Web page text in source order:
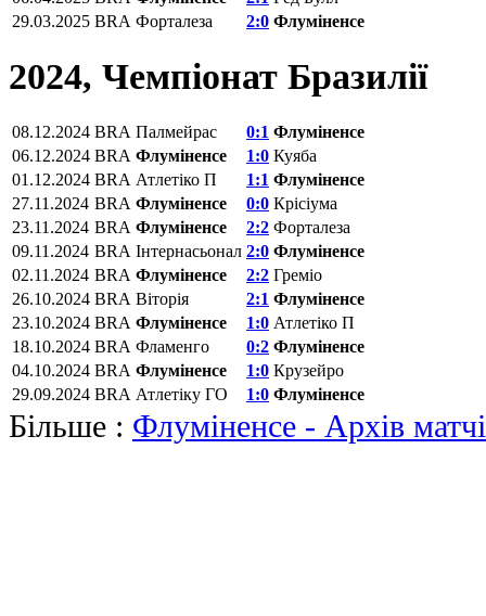
29.03.2025 BRA Форталеза 2:0 Флуміненсе
2024, Чемпіонат Бразилії
08.12.2024 BRA Палмейрас 0:1 Флуміненсе
06.12.2024 BRA Флуміненсе 1:0 Куяба
01.12.2024 BRA Атлетіко П 1:1 Флуміненсе
27.11.2024 BRA Флуміненсе 0:0 Крісіума
23.11.2024 BRA Флуміненсе 2:2 Форталеза
09.11.2024 BRA Інтернасьонал 2:0 Флуміненсе
02.11.2024 BRA Флуміненсе 2:2 Греміо
26.10.2024 BRA Віторія 2:1 Флуміненсе
23.10.2024 BRA Флуміненсе 1:0 Атлетіко П
18.10.2024 BRA Фламенго 0:2 Флуміненсе
04.10.2024 BRA Флуміненсе 1:0 Крузейро
29.09.2024 BRA Атлетіку ГО 1:0 Флуміненсе
Більше : Флуміненсе - Архів